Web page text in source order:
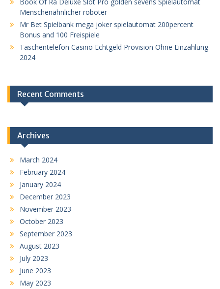
Book Of Ra Deluxe Slot Pro golden sevens Spielautomat
Menschenähnlicher roboter
Mr Bet Spielbank mega joker spielautomat 200percent
Bonus and 100 Freispiele
Taschentelefon Casino Echtgeld Provision Ohne Einzahlung
2024
Recent Comments
Archives
March 2024
February 2024
January 2024
December 2023
November 2023
October 2023
September 2023
August 2023
July 2023
June 2023
May 2023